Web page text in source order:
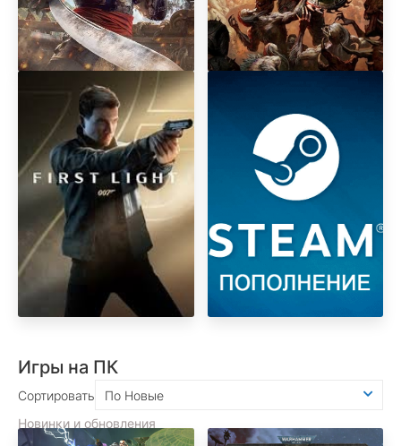
Assаssin's Creed Black Flag
Resynced
DOOM: The Dark Ages
Premium Edition + DLC
Revelations
007 First Light
АВТОМАТИЧЕСКОЕ
ПОПОЛНЕНИЕ БАЛАНСА
STEAM STEAM РФ-КЗ-UA-
Игры на ПК
Новинки и обновления
Сортировать По Новые